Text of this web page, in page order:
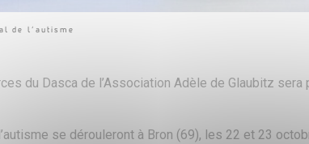
de l’autisme
du Dasca de l’Association Adèle de Glaubitz
se dérouleront à Bron (69), les 22 et 23